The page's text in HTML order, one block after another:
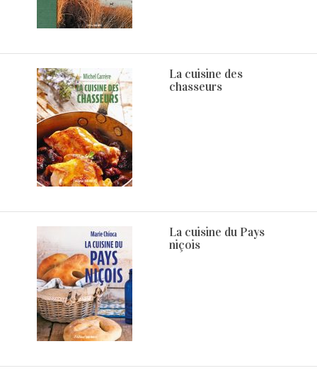
La cuisine des
chasseurs
La cuisine du Pays
niçois